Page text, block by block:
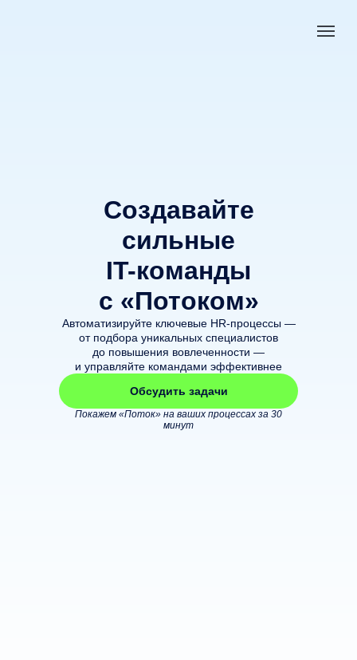
Создавайте
сильные
IT-команды
с «Потоком»
Автоматизируйте ключевые HR-процессы —
от подбора уникальных специалистов
до повышения вовлеченности —
и управляйте командами эффективнее
Обсудить задачи
Покажем «Поток» на ваших процессах за 30
минут